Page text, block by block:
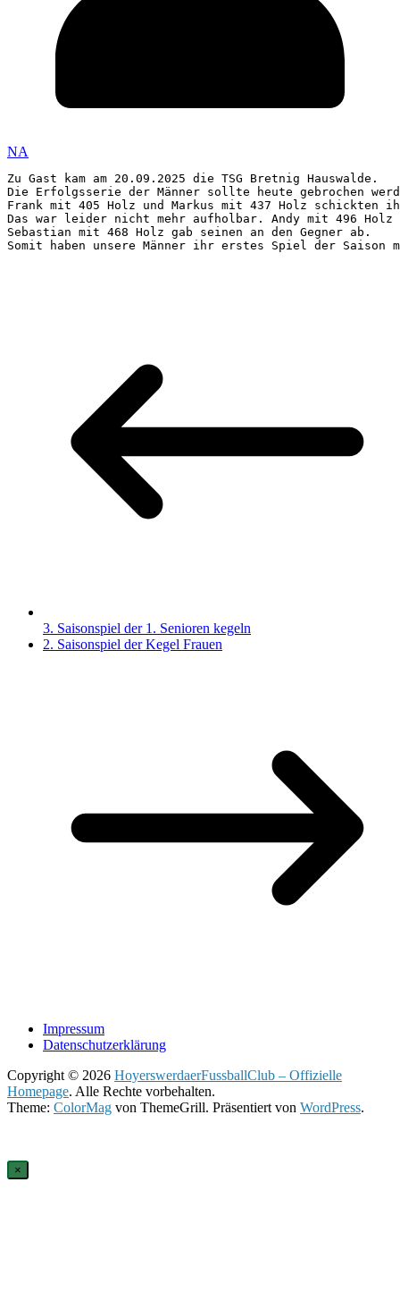
NA
Zu Gast kam am 20.09.2025 die TSG Bretnig Hauswalde.
Die Erfolgsserie der Männer sollte heute gebrochen
Frank mit 405 Holz und Markus mit 437 Holz schickten
Das war leider nicht mehr aufholbar. Andy mit 496
Sebastian mit 468 Holz gab seinen an den Gegner ab.
Somit haben unsere Männer ihr erstes Spiel der Saison
3. Saisonspiel der 1. Senioren kegeln
2. Saisonspiel der Kegel Frauen
Impressum
Datenschutzerklärung
Copyright © 2026 HoyerswerdaerFussballClub – Offizielle
Homepage. Alle Rechte vorbehalten.
Theme: ColorMag von ThemeGrill. Präsentiert von WordPress.
×